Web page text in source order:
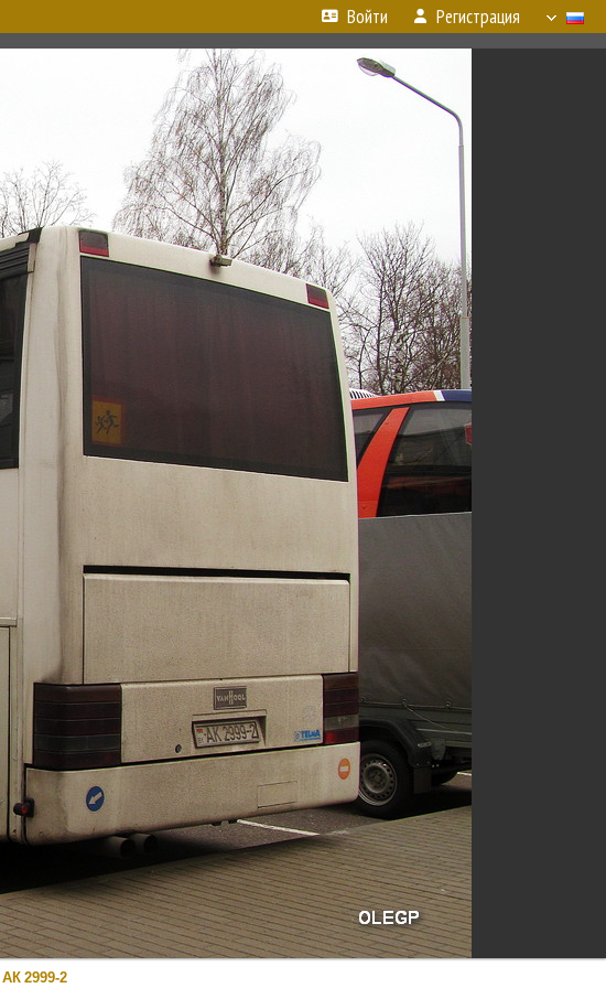
Войти Регистрация
АК 2999-2